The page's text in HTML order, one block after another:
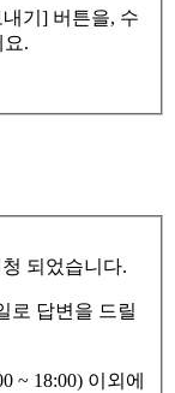
기] 버튼을, 수
.
되었습니다.
로 답변을 드릴
~ 18:00) 이외에